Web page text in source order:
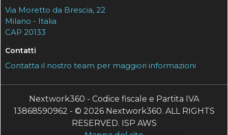
Via Moretto da Brescia, 22
Milano - Italia
CAP 20133
Contatti
Contatta il nostro team per maggiori informazioni
Nextwork360 - Codice fiscale e Partita IVA
13868590962 - © 2026 Nextwork360. ALL RIGHTS
RESERVED. ISP AWS